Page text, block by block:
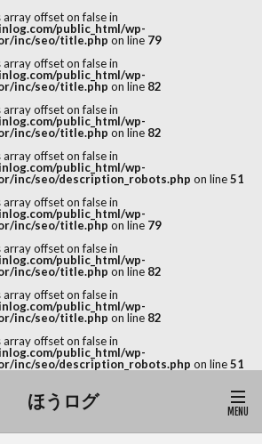
array offset on false in
public_html/wp-
inc/seo/title.php on line 79
array offset on false in
public_html/wp-
inc/seo/title.php on line 82
array offset on false in
public_html/wp-
inc/seo/title.php on line 82
array offset on false in
public_html/wp-
inc/seo/description_robots.php on line51
array offset on false in
public_html/wp-
inc/seo/title.php on line 79
array offset on false in
public_html/wp-
inc/seo/title.php on line 82
array offset on false in
public_html/wp-
inc/seo/title.php on line 82
array offset on false in
public_html/wp-
inc/seo/description_robots.php on line51
ほうログ